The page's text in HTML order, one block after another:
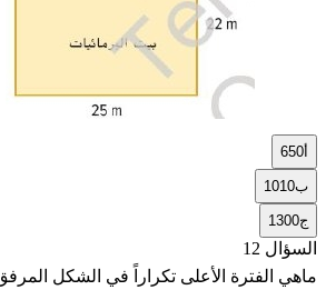
650
ب1010
ج1300
السؤال 12
ماهي الفترة الأعلى تكراراً في الشكل المرفق